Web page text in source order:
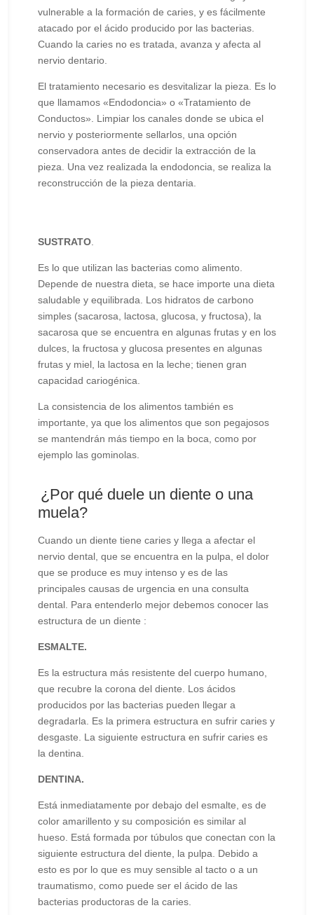
vulnerable a la formación de caries, y es fácilmente
atacado por el ácido producido por las bacterias.
Cuando la caries no es tratada, avanza y afecta al
nervio dentario.
El tratamiento necesario es desvitalizar la pieza. Es lo
que llamamos «Endodoncia» o «Tratamiento de
Conductos». Limpiar los canales donde se ubica el
nervio y posteriormente sellarlos, una opción
conservadora antes de decidir la extracción de la
pieza. Una vez realizada la endodoncia, se realiza la
reconstrucción de la pieza dentaria.
SUSTRATO.
Es lo que utilizan las bacterias como alimento.
Depende de nuestra dieta, se hace importe una dieta
saludable y equilibrada. Los hidratos de carbono
simples (sacarosa, lactosa, glucosa, y fructosa), la
sacarosa que se encuentra en algunas frutas y en los
dulces, la fructosa y glucosa presentes en algunas
frutas y miel, la lactosa en la leche; tienen gran
capacidad cariogénica.
La consistencia de los alimentos también es
importante, ya que los alimentos que son pegajosos
se mantendrán más tiempo en la boca, como por
ejemplo las gominolas.
¿Por qué duele un diente o una
muela?
Cuando un diente tiene caries y llega a afectar el
nervio dental, que se encuentra en la pulpa, el dolor
que se produce es muy intenso y es de las
principales causas de urgencia en una consulta
dental. Para entenderlo mejor debemos conocer las
estructura de un diente :
ESMALTE.
Es la estructura más resistente del cuerpo humano,
que recubre la corona del diente. Los ácidos
producidos por las bacterias pueden llegar a
degradarla. Es la primera estructura en sufrir caries y
desgaste. La siguiente estructura en sufrir caries es
la dentina.
DENTINA.
Está inmediatamente por debajo del esmalte, es de
color amarillento y su composición es similar al
hueso. Está formada por túbulos que conectan con la
siguiente estructura del diente, la pulpa. Debido a
esto es por lo que es muy sensible al tacto o a un
traumatismo, como puede ser el ácido de las
bacterias productoras de la caries.